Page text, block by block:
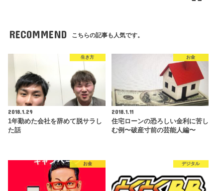
RECOMMEND こちらの記事も人気です。
生き方
2018.1.29
1年勤めた会社を辞めて脱サラし
た話
お金
2018.1.11
住宅ローンの恐ろしい金利に苦し
む例〜破産寸前の芸能人編〜
お金 デジタル